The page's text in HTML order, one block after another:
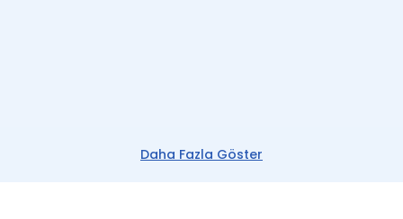
Daha Fazla Göster